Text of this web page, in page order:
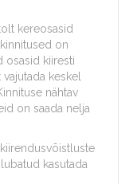
kereosasid
on
osasid kiiresti
keskel
nähtav
on saada nelja
kasutada